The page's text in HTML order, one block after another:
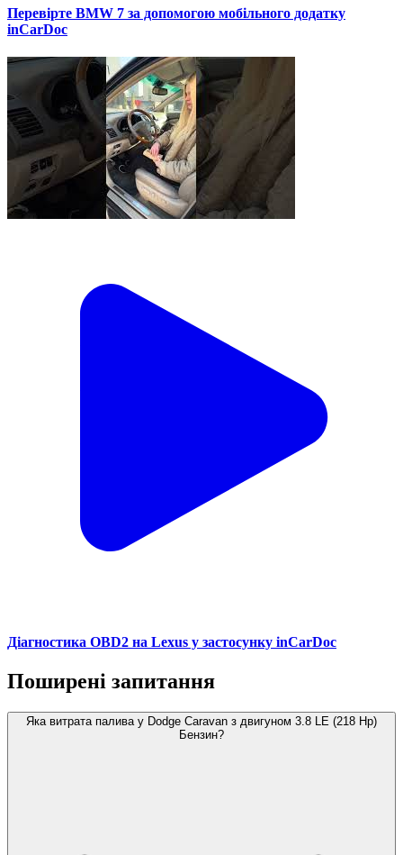
Перевірте BMW 7 за допомогою мобільного додатку
inCarDoc
Діагностика OBD2 на Lexus у застосунку inCarDoc
Поширені запитання
Яка витрата палива у Dodge Caravan з двигуном 3.8 LE (218 Hp)
Бензин?